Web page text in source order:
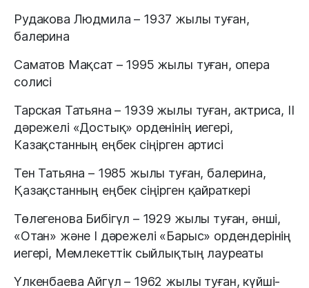
Рудакова Людмила – 1937 жылы туған,
балерина
Саматов Мақсат – 1995 жылы туған, опера
солисі
Тарская Татьяна – 1939 жылы туған, актриса, II
дәрежелі «Достық» орденінің иегері,
Казақстанның еңбек сіңірген артисі
Тен Татьяна – 1985 жылы туған, балерина,
Қазақстанның еңбек сіңірген қайраткері
Төлегенова Бибігүл – 1929 жылы туған, әнші,
«Отан» және I дәрежелі «Барыс» ордендерінің
иегері, Мемлекеттік сыйлықтың лауреаты
Үлкенбаева Айгүл – 1962 жылы туған, күйші-